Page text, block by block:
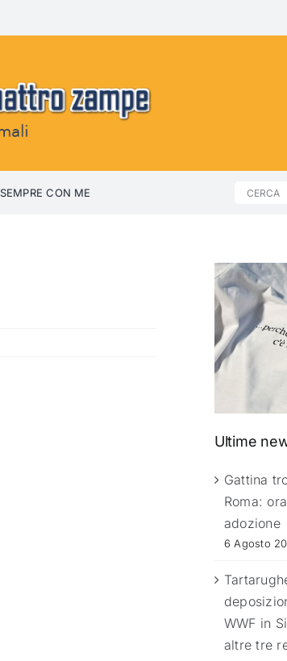
SEMPRE CON ME
Search
Ultime
Gattina
Roma:
adozione
6 Agosto
WWF in
altre tre